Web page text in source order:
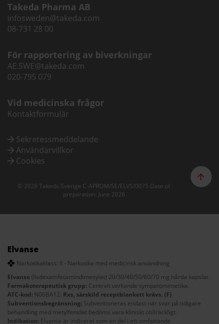
Takeda Pharma AB
infosweden@takeda.com
08-731 28 00
För rapportering av biverkningar
AE.SWE@takeda.com
020-795 079
Vid medicinska frågor
Kontaktformulär
Sekretessmeddelande
Användarvillkor
Cookies
© 2026 Takeda Sverige C-APROM/SE/ELVS/0075 Date of
preparation: June 2026
Elvanse
Narkotikaklass: II - Narkotika med medicinsk användning
Elvanse (lisdexamfetamindimesylat) 20/30/40/50/60/70 mg hårda kapslar.
Farmakoterapeutisk grupp: Centralt verkande sympatomimetika.
ATC-kod: N06BA12. Rxs, särskild receptblankett krävs. (F)
Subventionsbegränsning: Subventioneras endast när svar på tidigare
behandling med metylfenidat bedöms vara kliniskt otillräckligt.
Indikation: Elvanse är indicerat som en del i ett omfattande